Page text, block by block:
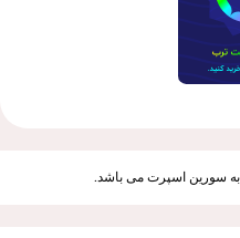
به سورین اسپرت می باشد.